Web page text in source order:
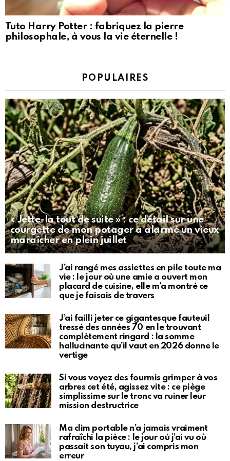
Tuto Harry Potter : fabriquez la pierre
philosophale, à vous la vie éternelle !
POPULAIRES
« Jette-la tout de suite » : ce détail sur une
courgette de mon potager a alarmé un vieux
maraîcher en plein juillet
J’ai rangé mes assiettes en pile toute ma
vie : le jour où une amie a ouvert mon
placard de cuisine, elle m’a montré ce
que je faisais de travers
J’ai failli jeter ce gigantesque fauteuil
tressé des années 70 en le trouvant
complètement ringard : la somme
hallucinante qu’il vaut en 2026 donne le
vertige
Si vous voyez des fourmis grimper à vos
arbres cet été, agissez vite : ce piège
simplissime sur le tronc va ruiner leur
mission destructrice
Ma clim portable n’a jamais vraiment
rafraîchi la pièce : le jour où j’ai vu où
passait son tuyau, j’ai compris mon
erreur